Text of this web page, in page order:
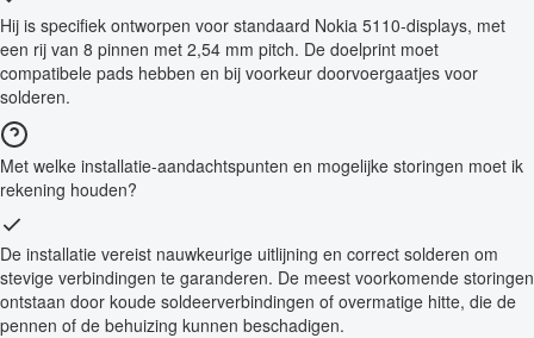
Hij is specifiek ontworpen voor standaard Nokia 5110-displays, met
een rij van 8 pinnen met 2,54 mm pitch. De doelprint moet
compatibele pads hebben en bij voorkeur doorvoergaatjes voor
solderen.
Met welke installatie-aandachtspunten en mogelijke storingen moet ik
rekening houden?
De installatie vereist nauwkeurige uitlijning en correct solderen om
stevige verbindingen te garanderen. De meest voorkomende storingen
ontstaan door koude soldeerverbindingen of overmatige hitte, die de
pennen of de behuizing kunnen beschadigen.